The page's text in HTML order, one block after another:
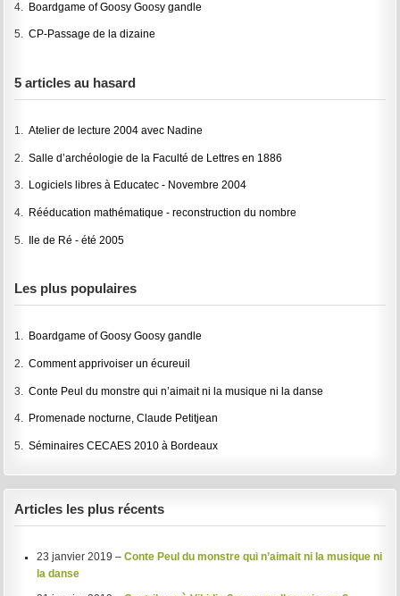
4. Boardgame of Goosy Goosy gandle
5.CP-Passage de la dizaine
5 articles au hasard
1.Atelier de lecture 2004 avec Nadine
2.Salle d’archéologie de la Faculté de Lettres en 1886
3. Logiciels libres à Educatec - Novembre 2004
4. Rééducation mathématique - reconstruction du nombre
5. Ile de Ré - été 2005
Les plus populaires
1. Boardgame of Goosy Goosy gandle
2.Comment apprivoiser un écureuil
3.Conte Peul du monstre qui n’aimait ni la musique ni la danse
4. Promenade nocturne, Claude Petitjean
5.Séminaires CECAES 2010 à Bordeaux
Articles les plus récents
23 janvier 2019 – Conte Peul du monstre qui n’aimait ni la musique ni
la danse